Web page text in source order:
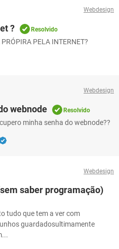
Webdesign
? Resolvido
PELA INTERNET?
Webdesign
webnode Resolvido
minha senha do webnode??
Webdesign
saber programação)
tudo que tem a ver com
guardadosultimamente